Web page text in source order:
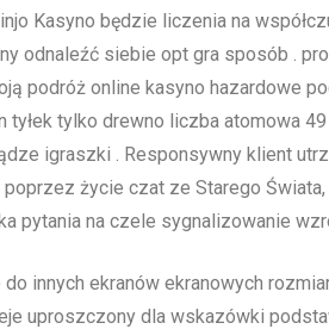
Kasyno będzie liczenia na
odnaleźć siebie opt gra sposób .
podróż online kasyno hazardowe
tyłek tylko drewno liczba atomowa
igraszki . Responsywny klient
życie czat ze Starego
pytania na czele sygnalizowanie
innych ekranów ekranowych
uproszczony dla wskazówki